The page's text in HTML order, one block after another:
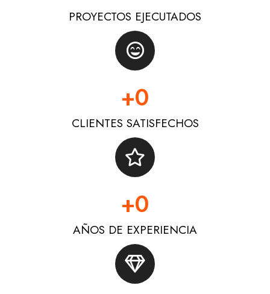
PROYECTOS EJECUTADOS
+0
CLIENTES SATISFECHOS
+0
AÑOS DE EXPERIENCIA